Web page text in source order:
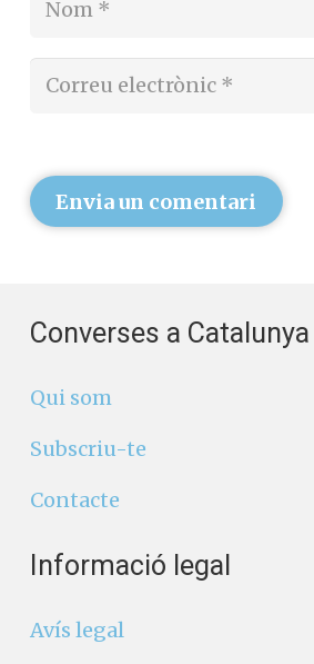
Envia un comentari
Converses a Catalunya
Qui som
Subscriu-te
Contacte
Informació legal
Avís legal